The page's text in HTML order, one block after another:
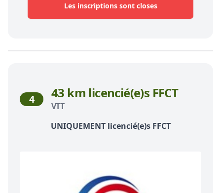
Les inscriptions sont closes
4 43 km licencié(e)s FFCT
VTT
UNIQUEMENT licencié(e)s FFCT